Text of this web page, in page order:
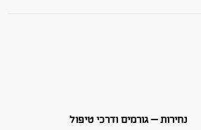
– גורמים ודרכי טיפול